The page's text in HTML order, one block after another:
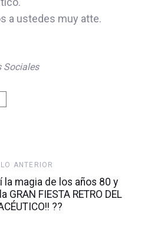
a ustedes muy atte.
Sociales
ANTERIOR
la magia de los años 80 y
GRAN FIESTA RETRO DEL
??